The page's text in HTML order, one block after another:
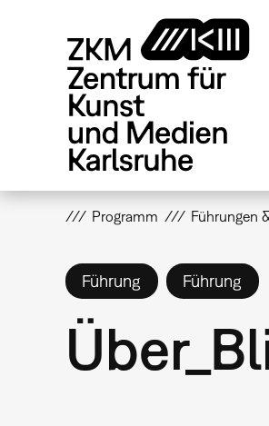
Programm Führungen
Führung Führung